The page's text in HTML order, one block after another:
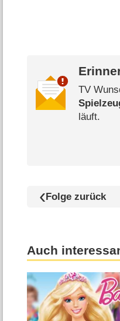
TV
läuft.
Folge zurück
Auch